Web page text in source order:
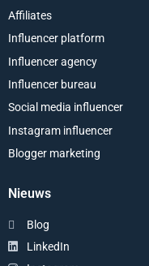
Affiliates
Influencer platform
Influencer agency
Influencer bureau
Social media influencer
Instagram influencer
Blogger marketing
Nieuws
Blog
LinkedIn